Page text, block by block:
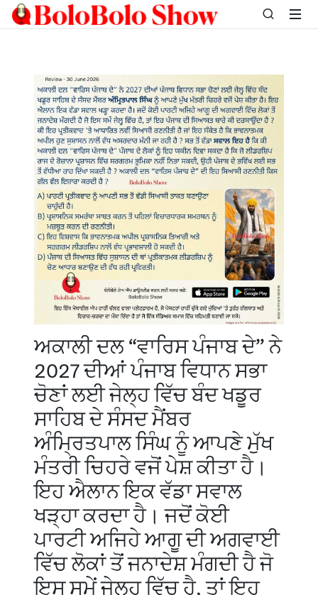
ਅਕਾਲੀ ਦਲ “ਵਾਰਿਸ ਪੰਜਾਬ ਦੇ” ਨੇ
2027 ਦੀਆਂ ਪੰਜਾਬ ਵਿਧਾਨ ਸਭਾ
ਚੋਣਾਂ ਲਈ ਜੇਲ੍ਹ ਵਿੱਚ ਬੰਦ ਖਡੂਰ
ਸਾਹਿਬ ਦੇ ਸੰਸਦ ਮੈਂਬਰ
ਅੰਮ੍ਰਿਤਪਾਲ ਸਿੰਘ ਨੂੰ ਆਪਣੇ ਮੁੱਖ
ਮੰਤਰੀ ਚਿਹਰੇ ਵਜੋਂ ਪੇਸ਼ ਕੀਤਾ ਹੈ।
ਇਹ ਐਲਾਨ ਇਕ ਵੱਡਾ ਸਵਾਲ
ਖੜ੍ਹਾ ਕਰਦਾ ਹੈ। ਜਦੋਂ ਕੋਈ
ਪਾਰਟੀ ਅਜਿਹੇ ਆਗੂ ਦੀ ਅਗਵਾਈ
ਵਿੱਚ ਲੋਕਾਂ ਤੋਂ ਜਨਾਦੇਸ਼ ਮੰਗਦੀ ਹੈ ਜੋ
ਇਸ ਸਮੇਂ ਜੇਲ੍ਹ ਵਿੱਚ ਹੈ, ਤਾਂ ਇਹ